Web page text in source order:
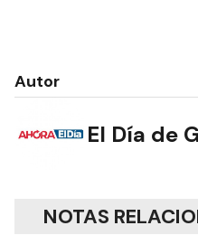
Autor
El Día de
NOTAS